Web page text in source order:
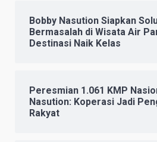
Bobby Nasution Siapkan
Bermasalah di Wisata Air
Destinasi Naik Kelas
Peresmian 1.061 KMP
Nasution: Koperasi Jadi
Rakyat